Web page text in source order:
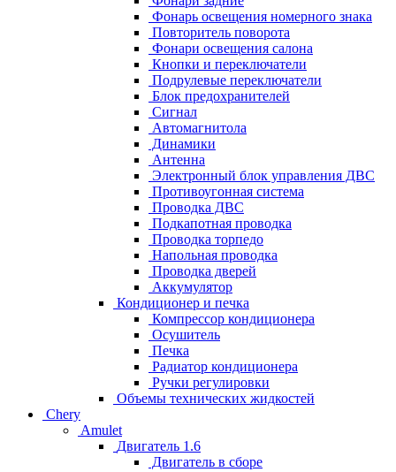
Фонарь освещения номерного знака
Повторитель поворота
Фонари освещения салона
Кнопки и переключатели
Подрулевые переключатели
Блок предохранителей
Сигнал
Автомагнитола
Динамики
Антенна
Электронный блок управления ДВС
Противоугонная система
Проводка ДВС
Подкапотная проводка
Проводка торпедо
Напольная проводка
Проводка дверей
Аккумулятор
Кондиционер и печка
Компрессор кондиционера
Осушитель
Печка
Радиатор кондиционера
Ручки регулировки
Объемы технических жидкостей
Chery
Amulet
Двигатель 1.6
Двигатель в сборе